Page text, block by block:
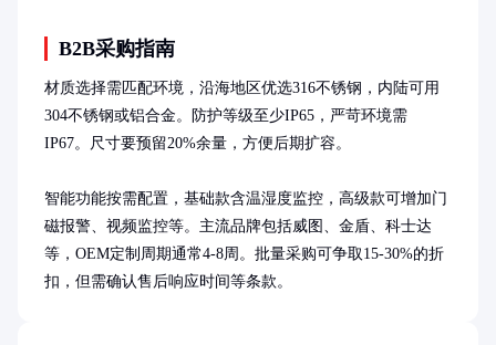
B2B采购指南
材质选择需匹配环境，沿海地区优选316不锈钢，内陆可用
304不锈钢或铝合金。防护等级至少IP65，严苛环境需
IP67。尺寸要预留20%余量，方便后期扩容。
智能功能按需配置，基础款含温湿度监控，高级款可增加门
磁报警、视频监控等。主流品牌包括威图、金盾、科士达
等，OEM定制周期通常4-8周。批量采购可争取15-30%的折
扣，但需确认售后响应时间等条款。